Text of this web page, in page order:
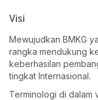
Visi
Mewujudkan BMKG
rangka mendukung
keberhasilan
tingkat Internasional.
Terminologi di dalam